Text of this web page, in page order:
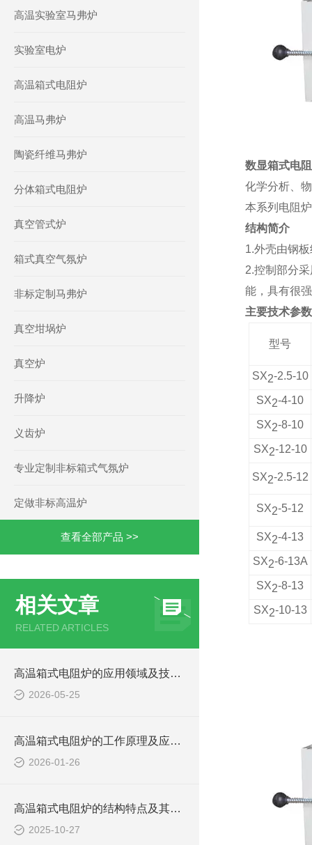
高温实验室马弗炉
实验室电炉
高温箱式电阻炉
高温马弗炉
陶瓷纤维马弗炉
分体箱式电阻炉
真空管式炉
箱式真空气氛炉
非标定制马弗炉
真空坩埚炉
真空炉
升降炉
义齿炉
专业定制非标箱式气氛炉
定做非标高温炉
查看全部产品 >>
相关文章
RELATED ARTICLES
高温箱式电阻炉的应用领域及技术优势
2026-05-25
高温箱式电阻炉的工作原理及应用领域
2026-01-26
高温箱式电阻炉的结构特点及其作用
2025-10-27
数显箱式电
化学分析、
本系列电阻
结构简介
1.外壳由钢
2.控制部分
能，具有很
主要技术参数
型号
SX2-2.5-10
SX2-4-10
SX2-8-10
SX2-12-10
SX2-2.5-12
SX2-5-12
SX2-4-13
SX2-6-13A
SX2-8-13
SX2-10-13